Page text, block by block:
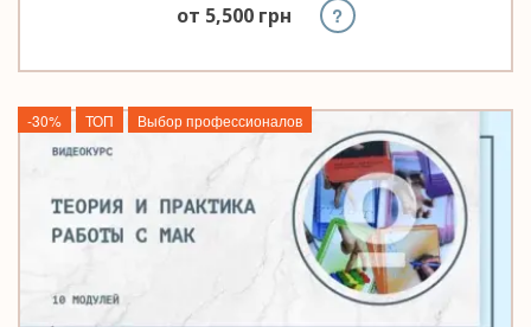
от 5,500 грн ?
-30% ТОП Выбор профессионалов